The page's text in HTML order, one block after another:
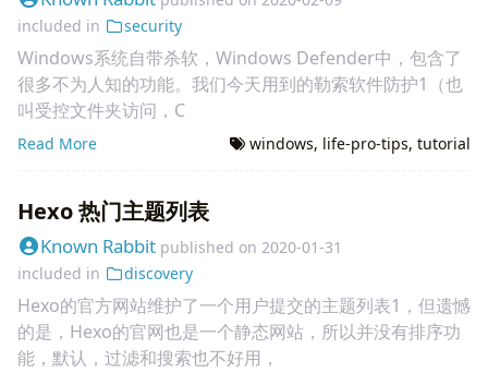
included in
security
Windows系统自带杀软，Windows Defender中，包含了
很多不为人知的功能。我们今天用到的勒索软件防护1（也
叫受控文件夹访问，C
Read More windows, life-pro-tips, tutorial
Hexo 热门主题列表
Known Rabbit published on 2020-01-31
included in
discovery
Hexo的官方网站维护了一个用户提交的主题列表1，但遗憾
的是，Hexo的官网也是一个静态网站，所以并没有排序功
能，默认，过滤和搜索也不好用，